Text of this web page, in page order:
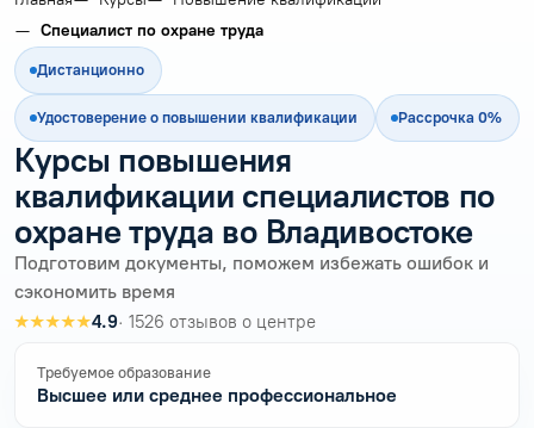
Специалист по охране труда
Дистанционно
Удостоверение о повышении квалификации Рассрочка 0%
Курсы повышения
квалификации специалистов по
охране труда во Владивостоке
Подготовим документы, поможем избежать ошибок и
сэкономить время
★★★★★4.9· 1526 отзывов о центре
Требуемое образование
Высшее или среднее профессиональное